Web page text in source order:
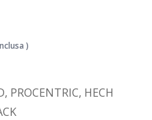
)
PROCENTRIC, HECH